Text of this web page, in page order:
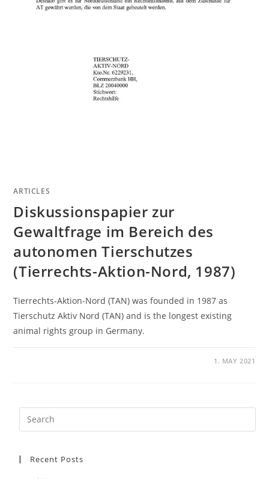
ARTICLES
Diskussionspapier zur
Gewaltfrage im Bereich des
autonomen Tierschutzes
(Tierrechts-Aktion-Nord, 1987)
Tierrechts-Aktion-Nord (TAN) was founded in 1987 as
Tierschutz Aktiv Nord (TAN) and is the longest existing
animal rights group in Germany.
1. MAY 2021
Recent Posts